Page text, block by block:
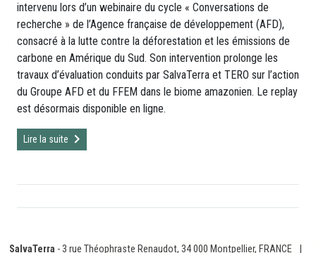
intervenu lors d’un webinaire du cycle « Conversations de
recherche » de l’Agence française de développement (AFD),
consacré à la lutte contre la déforestation et les émissions de
carbone en Amérique du Sud. Son intervention prolonge les
travaux d’évaluation conduits par SalvaTerra et TERO sur l’action
du Groupe AFD et du FFEM dans le biome amazonien. Le replay
est désormais disponible en ligne.
Lire la suite
SalvaTerra - 3 rue Théophraste Renaudot, 34 000 Montpellier, FRANCE